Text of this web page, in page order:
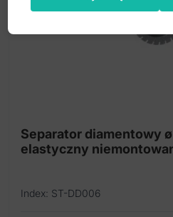
Separator diamentowy
elastyczny
Index: ST-DD006